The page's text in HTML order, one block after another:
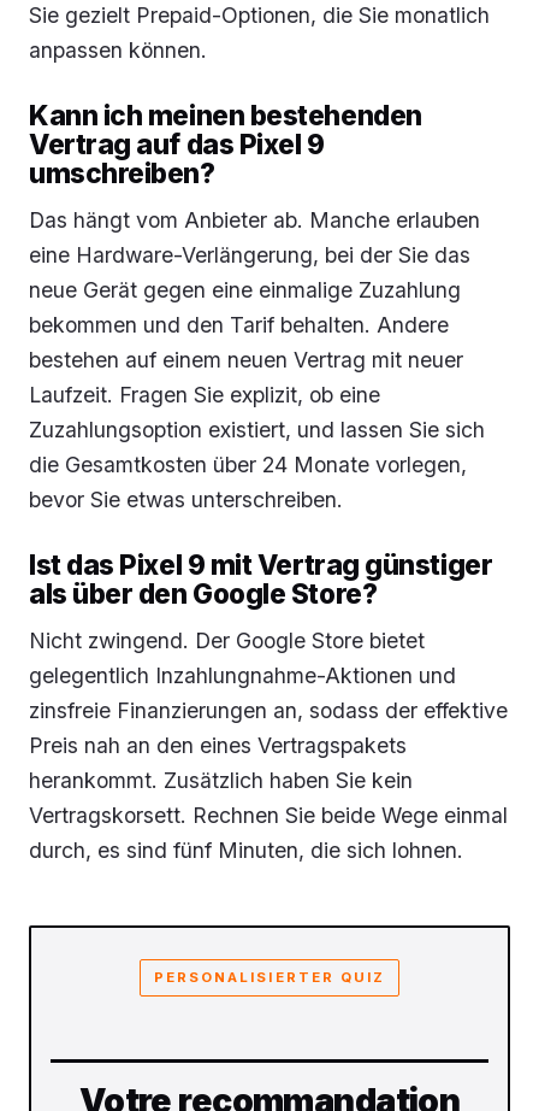
Sie gezielt Prepaid-Optionen, die Sie monatlich
anpassen können.
Kann ich meinen bestehenden
Vertrag auf das Pixel 9
umschreiben?
Das hängt vom Anbieter ab. Manche erlauben
eine Hardware-Verlängerung, bei der Sie das
neue Gerät gegen eine einmalige Zuzahlung
bekommen und den Tarif behalten. Andere
bestehen auf einem neuen Vertrag mit neuer
Laufzeit. Fragen Sie explizit, ob eine
Zuzahlungsoption existiert, und lassen Sie sich
die Gesamtkosten über 24 Monate vorlegen,
bevor Sie etwas unterschreiben.
Ist das Pixel 9 mit Vertrag günstiger
als über den Google Store?
Nicht zwingend. Der Google Store bietet
gelegentlich Inzahlungnahme-Aktionen und
zinsfreie Finanzierungen an, sodass der effektive
Preis nah an den eines Vertragspakets
herankommt. Zusätzlich haben Sie kein
Vertragskorsett. Rechnen Sie beide Wege einmal
durch, es sind fünf Minuten, die sich lohnen.
PERSONALISIERTER QUIZ
Votre recommandation